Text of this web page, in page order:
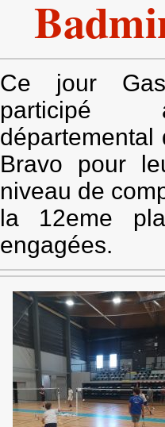
Ce jour
participé
Bravo pour
niveau de
la 12eme
engagées.